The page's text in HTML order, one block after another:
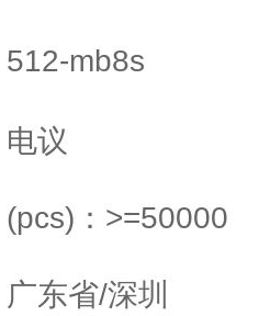
512-mb8s
电议
(pcs)：>=50000
广东省/深圳